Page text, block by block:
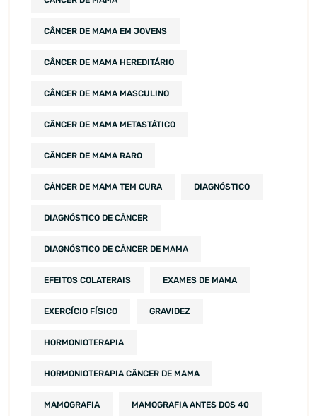
CÂNCER DE MAMA EM JOVENS
CÂNCER DE MAMA HEREDITÁRIO
CÂNCER DE MAMA MASCULINO
CÂNCER DE MAMA METASTÁTICO
CÂNCER DE MAMA RARO
CÂNCER DE MAMA TEM CURA DIAGNÓSTICO
DIAGNÓSTICO DE CÂNCER
DIAGNÓSTICO DE CÂNCER DE MAMA
EFEITOS COLATERAIS EXAMES DE MAMA
EXERCÍCIO FÍSICO GRAVIDEZ
HORMONIOTERAPIA
HORMONIOTERAPIA CÂNCER DE MAMA
MAMOGRAFIA MAMOGRAFIA ANTES DOS 40